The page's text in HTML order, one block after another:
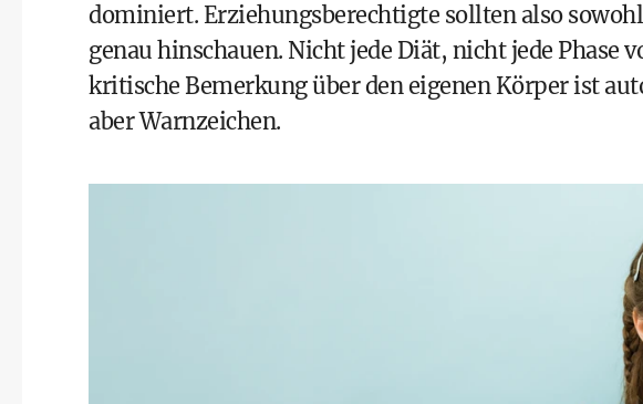
dominiert. Erziehungsberechtigte sollten also
genau hinschauen. Nicht jede Diät, nicht jede Phase
kritische Bemerkung über den eigenen Körper ist
aber Warnzeichen.